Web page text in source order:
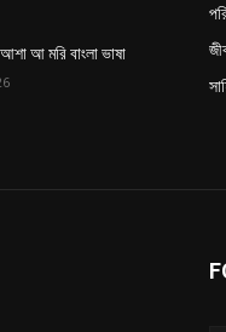
আ মরি বাংলা ভাষা